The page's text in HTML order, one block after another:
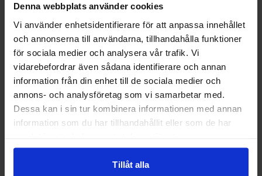
Denna webbplats använder cookies
Vi använder enhetsidentifierare för att anpassa innehållet
och annonserna till användarna, tillhandahålla funktioner
för sociala medier och analysera vår trafik. Vi
vidarebefordrar även sådana identifierare och annan
information från din enhet till de sociala medier och
annons- och analysföretag som vi samarbetar med.
Dessa kan i sin tur kombinera informationen med annan
information som du har tillhandahållit eller som de har
Tillåt alla
VILLA DJURÖHÄLL
Unikt hotell med avskildhet
Letar ni efter något avskilt, privat och precis vid havet?
Då har vi det perfekta stället för er! Villa Djuröhäll –
exklusivt läge vid vattnet. Vårt VIP-hotell Villa Djuröhäll
har eget kök, matsal och hotellrum. Här kan ni mötas
att träffa utomstående gäster som ej tillhör just er